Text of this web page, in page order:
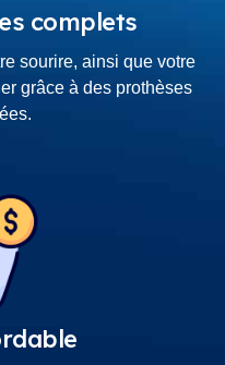
complets
sourire, ainsi que votre
grâce à des prothèses